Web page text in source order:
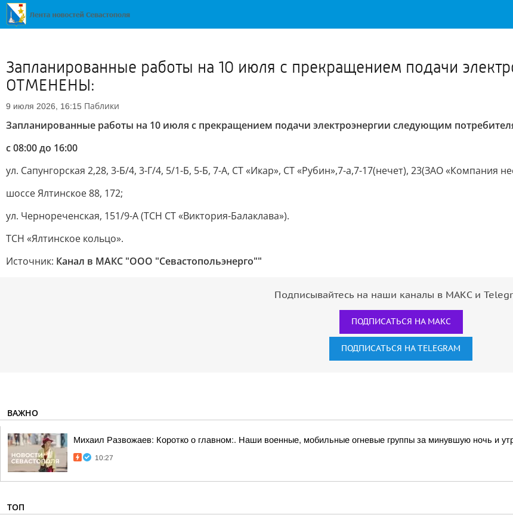
Запланированные работы на 10 июля с прекращением подачи
ОТМЕНЕНЫ:
9 июля 2026, 16:15 Паблики
Запланированные работы на 10 июля с прекращением подачи электроэнергии следующим
с 08:00 до 16:00
ул. Сапунгорская 2,28, 3-Б/4, 3-Г/4, 5/1-Б, 5-Б, 7-А, СТ «Икар», СТ «Рубин»,7-а,7-17(нечет), 23(ЗАО «Компания
шоссе Ялтинское 88, 172;
ул. Чернореченская, 151/9-А (ТСН СТ «Виктория-Балаклава»).
ТСН «Ялтинское кольцо».
Источник: Канал в МАКС "ООО "Севастопольэнерго""
Подписывайтесь на наши каналы в МАКС и
ПОДПИСАТЬСЯ НА МАКС
ПОДПИСАТЬСЯ НА TELEGRAM
ВАЖНО
Михаил Развожаев: Коротко о главном:. Наши военные, мобильные огневые группы за минувшую ночь и
10:27
ТОП